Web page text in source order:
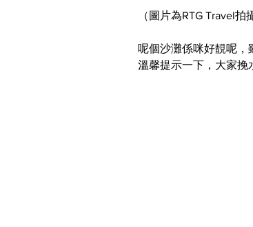
（圖片為RTG Travel
呢個沙灘係咪好靚呢，
溫馨提示一下，大家挽